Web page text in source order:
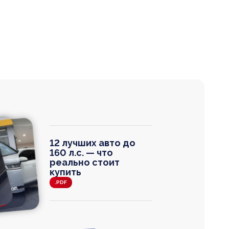
000
12 лучших авто до
160 л.с. — что
реально стоит
купить
.PDF